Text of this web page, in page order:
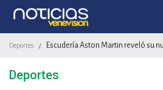
Deportes / Escudería Aston Martin reveló su
Deportes